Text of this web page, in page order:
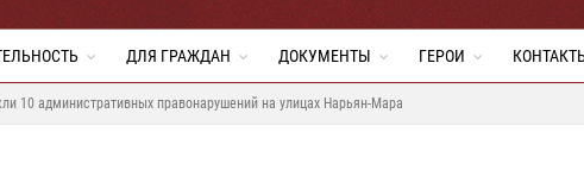
ДЛЯ ГРАЖДАН ДОКУМЕНТЫ ГЕРОИ
10 административных правонарушений на улицах Нарьян-Мара